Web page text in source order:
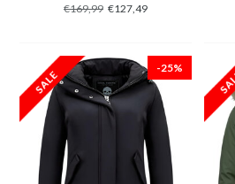
€169,99 €127,49
-25%